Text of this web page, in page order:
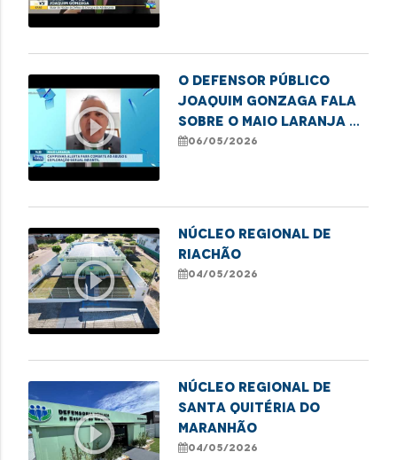
play_circle_outline
O defensor público
Joaquim Gonzaga fala
sobre o Maio Laranja e
o combate ao abuso
06/05/2026
play_circle_outline
NÚCLEO REGIONAL DE
RIACHÃO
04/05/2026
play_circle_outline
NÚCLEO REGIONAL DE
SANTA QUITÉRIA DO
MARANHÃO
04/05/2026